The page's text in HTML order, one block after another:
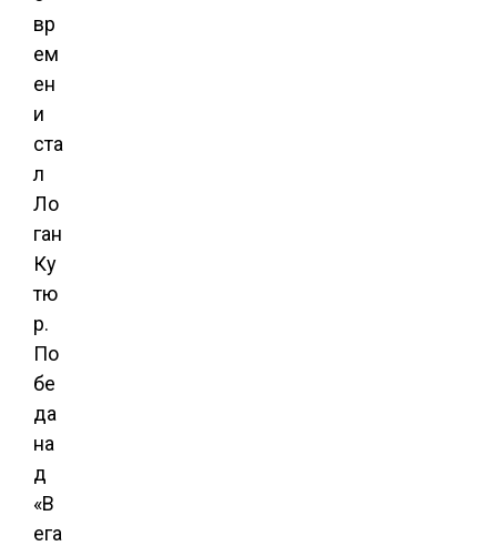
вр
ем
ен
и
ста
л
Ло
ган
Ку
тю
р.
По
бе
да
на
д
«В
ега